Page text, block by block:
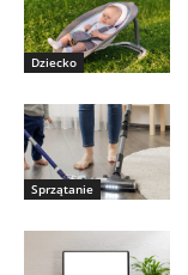
Dziecko
Sprzątanie